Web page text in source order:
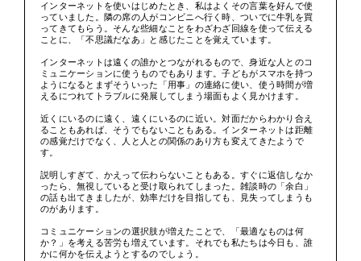
インターネットを使いはじめたとき、私はよくその言葉を好んで使
っていました。隣の席の人がコンビニへ行く時、ついでに牛乳を買
ってきてもらう。そんな些細なことをわざわざ回線を使って伝える
ことに、「不思議だなあ」と感じたことを覚えています。
インターネットは遠くの誰かとつながれるもので、身近な人とのコ
ミュニケーションに使うものでもあります。子どもがスマホを持つ
ようになるとまずそういった「用事」の連絡に使い、使う時間が増
えるにつれてトラブルに発展してしまう場面もよく見かけます。
近くにいるのに遠く、遠くにいるのに近い。対面だからわかり合え
ることもあれば、そうでもないこともある。インターネットは距離
の感覚だけでなく、人と人との関係のあり方も変えてきたようで
す。
説明しすぎて、かえって伝わらないこともある。すぐに返信しなか
ったら、無視していると受け取られてしまった。雑談時の「余白」
の話も出てきましたが、効率だけを目指しても、見失ってしまうも
のがあります。
コミュニケーションの選択肢が増えたことで、「最適なものは何
か？」を考える苦労も増えています。それでも私たちは今日も、誰
かに何かを伝えようとするのでしょう。